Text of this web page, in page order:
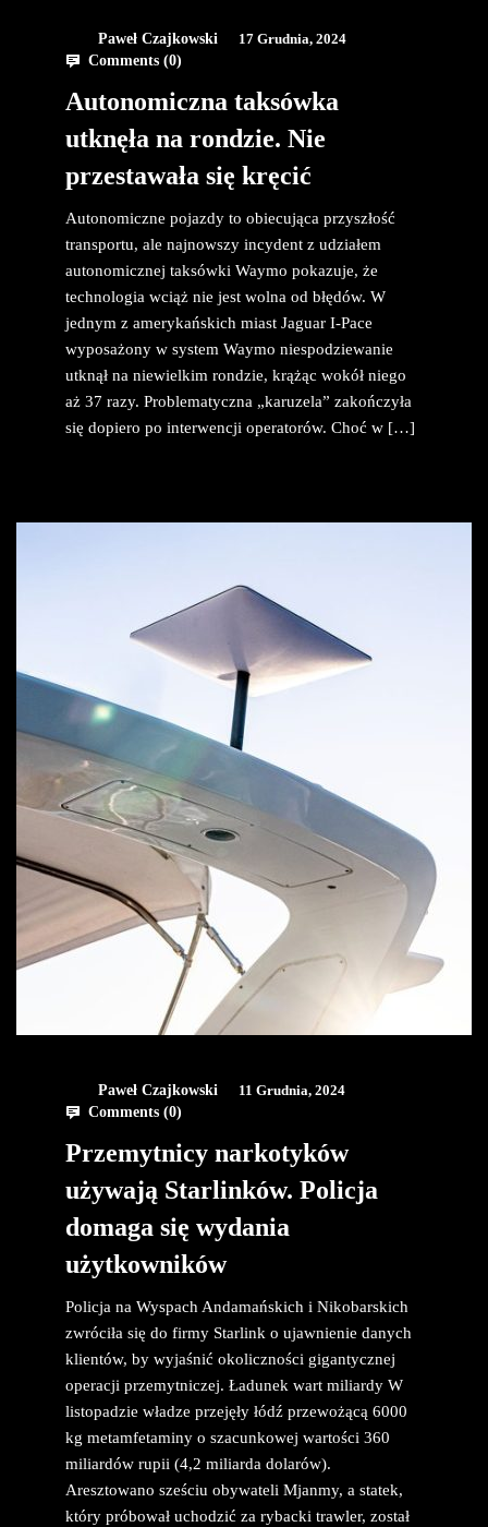
Paweł Czajkowski
17 Grudnia, 2024
Comments (0)
Autonomiczna taksówka
utknęła na rondzie. Nie
przestawała się kręcić
Autonomiczne pojazdy to obiecująca przyszłość
transportu, ale najnowszy incydent z udziałem
autonomicznej taksówki Waymo pokazuje, że
technologia wciąż nie jest wolna od błędów. W
jednym z amerykańskich miast Jaguar I-Pace
wyposażony w system Waymo niespodziewanie
utknął na niewielkim rondzie, krążąc wokół niego
aż 37 razy. Problematyczna „karuzela” zakończyła
się dopiero po interwencji operatorów. Choć w […]
Paweł Czajkowski
11 Grudnia, 2024
Comments (0)
Przemytnicy narkotyków
używają Starlinków. Policja
domaga się wydania
użytkowników
Policja na Wyspach Andamańskich i Nikobarskich
zwróciła się do firmy Starlink o ujawnienie danych
klientów, by wyjaśnić okoliczności gigantycznej
operacji przemytniczej. Ładunek wart miliardy W
listopadzie władze przejęły łódź przewożącą 6000
kg metamfetaminy o szacunkowej wartości 360
miliardów rupii (4,2 miliarda dolarów).
Aresztowano sześciu obywateli Mjanmy, a statek,
który próbował uchodzić za rybacki trawler, został